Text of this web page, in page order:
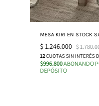
MESA KIRI EN STOCK
$ 1.246.000 $
12CUOTAS SIN INTERÉS
$996.800ABONANDO
DEPÓSITO